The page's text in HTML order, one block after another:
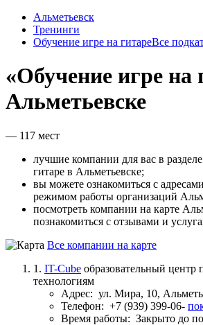
Альметьевск
Тренинги
Обучение игре на гитареВсе
«Обучение игре на
Альметьевске
— 117 мест
лучшие компании для вас в
гитаре в Альметьевске;
вы можете ознакомиться с
режимом работы организаций
посмотреть компании на карте
познакомиться с отзывами и
Все компании на карте
1. IT-Cube образовательный
технологиям
Адрес: ул. Мира, 10,
Телефон: +7 (939) 399-06-
Время работы: Закрыто до